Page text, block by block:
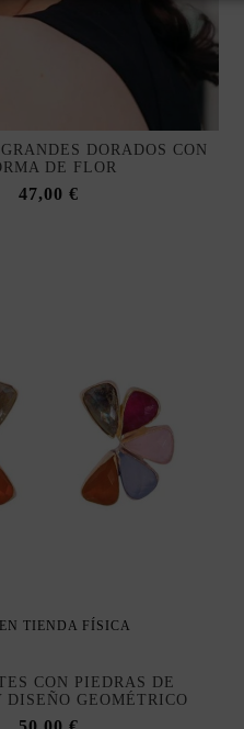
DORADOS CON
DE FLOR
47,00 €
TIENDA FÍSICA
CON PIEDRAS DE
DISEÑO GEOMÉTRICO